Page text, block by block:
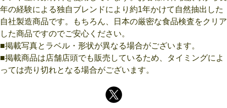
年の経験による独自ブレンドにより約1年かけて自然抽出した
自社製造商品です。もちろん、日本の厳密な食品検査をクリア
した商品ですのでご安心ください。
■掲載写真とラベル・形状が異なる場合がございます。
■掲載商品は店舗店頭でも販売しているため、タイミングによ
っては売り切れとなる場合がございます。